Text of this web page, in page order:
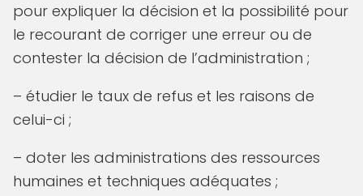
pour expliquer la décision et la possibilité pour
le recourant de corriger une erreur ou de
contester la décision de l’administration ;
– étudier le taux de refus et les raisons de
celui-ci ;
– doter les administrations des ressources
humaines et techniques adéquates ;